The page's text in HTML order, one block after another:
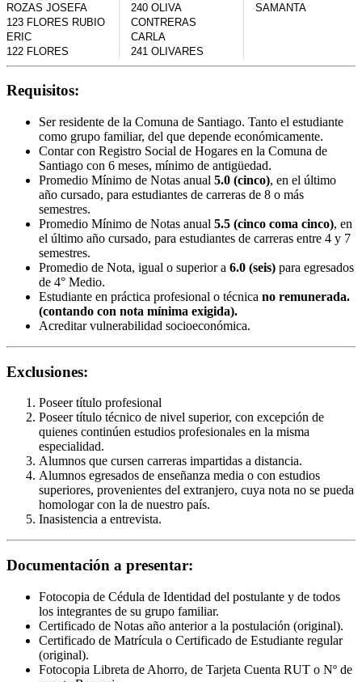
ROZAS JOSEFA
123 FLORES RUBIO
ERIC
122 FLORES
240 OLIVA
CONTRERAS
CARLA
241 OLIVARES
Requisitos:
Ser residente de la Comuna de Santiago. Tanto el estudiante
como grupo familiar, del que depende económicamente.
Contar con Registro Social de Hogares en la Comuna de
Santiago con 6 meses, mínimo de antigüedad.
Promedio Mínimo de Notas anual 5.0 (cinco), en el último
año cursado, para estudiantes de carreras de 8 o más
semestres.
Promedio Mínimo de Notas anual 5.5 (cinco coma cinco), en
el último año cursado, para estudiantes de carreras entre 4 y 7
semestres.
Promedio de Nota, igual o superior a 6.0 (seis) para egresados
de 4° Medio.
Estudiante en práctica profesional o técnica no remunerada.
(contando con nota mínima exigida).
Acreditar vulnerabilidad socioeconómica.
Exclusiones:
Poseer título profesional
Poseer título técnico de nivel superior, con excepción de
quienes continúen estudios profesionales en la misma
especialidad.
Alumnos que cursen carreras impartidas a distancia.
Alumnos egresados de enseñanza media o con estudios
superiores, provenientes del extranjero, cuya nota no se pueda
homologar con la de nuestro país.
Inasistencia a entrevista.
Documentación a presentar:
Fotocopia de Cédula de Identidad del postulante y de todos
los integrantes de su grupo familiar.
Certificado de Notas año anterior a la postulación (original).
Certificado de Matrícula o Certificado de Estudiante regular
(original).
Fotocopia Libreta de Ahorro, de Tarjeta Cuenta RUT o Nº de